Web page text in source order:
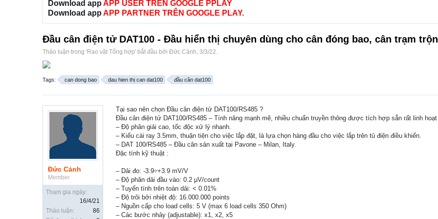
Download app APP USER TRÊN GOOGLE PPLAY
Download app APP PARTNER TRÊN GOOGLE PLAY.
Đầu cân điện tử DAT100 - Đầu hiển thị chuyên dùng cho cân đóng bao, cân trạm
Thảo luận trong 'Rao vặt Tổng hợp' bắt đầu bởi Đức Cảnh, 3/3/22.
Tags: can dong bao dau hien thị can dat100 đầu cân dat100
Đức Cảnh
Member
Tham gia ngày:
16/4/21
Thảo luận:
86
Tại sao nên chọn Đầu cân điện tử DAT100/RS485 ?
Đầu cân điện tử DAT100/RS485 – Tính năng mạnh mẽ, nhiều chuẩn truyền thông được tích hợp sẵn rất linh
– Độ phân giải cao, tốc độc xử lý nhanh.
– Kiểu cài ray 3.5mm, thuận tiện cho việc lắp đặt, là lựa chọn hàng đầu cho việc lắp trên tủ điện điều khiển.
– DAT 100/RS485 – Đầu cân sản xuất tại Pavone – Milan, Italy.
Đặc tính kỹ thuật :
– Dải đo: -3.9÷+3.9 mV/V
– Độ phân dải đầu vào: 0.2 µV/count
– Tuyến tính trên toàn dải: < 0.01%
– Độ trôi bởi nhiệt độ: 16.000.000 points
– Nguồn cấp cho load cells: 5 V (max 6 load cells 350 Ohm)
– Các bước nhảy (adjustable): x1, x2, x5